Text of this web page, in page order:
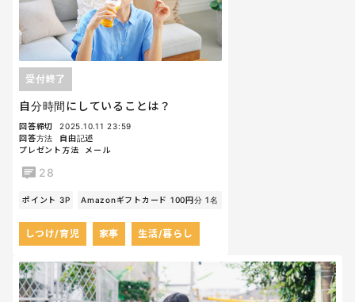
自分時間にしていることは？
受付終了
回答締切
2025.10.11 23:59
回答方法
自由記述
プレゼント方法
メール
28
ポイント 3P Amazonギフトカード 100円分 1名
しつけ/育児 家事 生活/暮らし